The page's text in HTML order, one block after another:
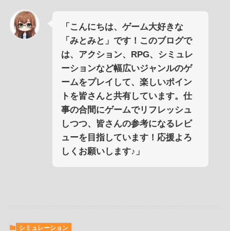
「こんにちは、ゲーム大好きな
「みとみと」です！このブログで
は、アクション、RPG、シミュレ
ーションなど幅広いジャンルのゲ
ームをプレイして、楽しいポイン
トを皆さんと共有しています。仕
事の合間にゲームでリフレッシュ
しつつ、皆さんの参考になるレビ
ューを目指しています！応援よろ
しくお願いします♪」
シミュレーション